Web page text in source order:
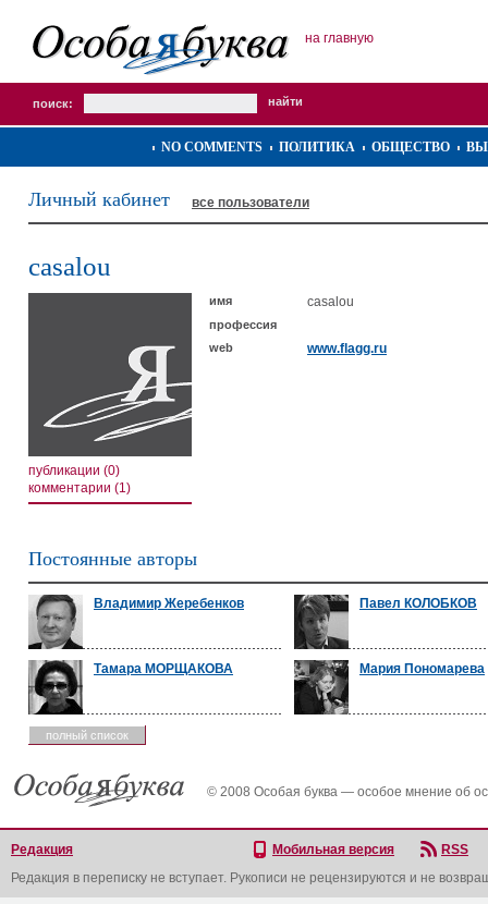
на главную
поиск:
NO COMMENTS ПОЛИТИКА ОБЩЕСТВО
Личный кабинет все пользователи
casalou
публикации (0)
комментарии (1)
имя casalou
профессия
web
www.flagg.ru
Постоянные авторы
Владимир Жеребенков Павел КОЛОБКОВ
Тамара МОРЩАКОВА Мария Пономарева
полный список
© 2008 Особая буква — особое мнение об
Редакция Мобильная версия
RSS
Редакция в переписку не вступает. Рукописи не рецензируются и не